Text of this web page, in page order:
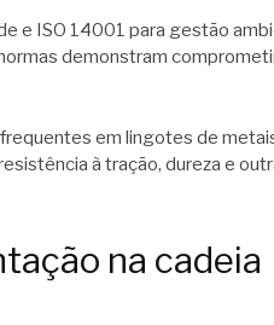
e ISO 14001 para gestão
demonstram
em lingotes de
à tração, dureza e
na cadeia